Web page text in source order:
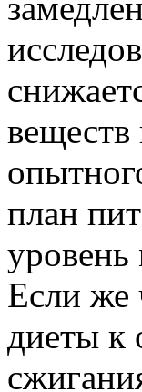
веществ
план
уровень
Если же
диеты к